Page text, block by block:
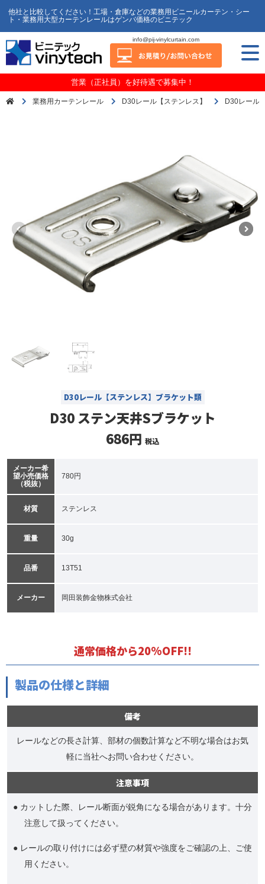
他社と比較してください！工場・倉庫などの業務用ビニールカーテン・シー
ト・業務用大型カーテンレールはゲンバ価格のビニテック
info@pij-vinylcurtain.com
営業（正社員）を好待遇で募集中！
業務用カーテンレール D30レール【ステンレス】 D30レール
D30レール【ステンレス】ブラケット類
D30 ステン天井Sブラケット
686円 税込
メーカー希
望小売価格
（税抜）
780円
材質 ステンレス
重量 30g
品番 13T51
メーカー 岡田装飾金物株式会社
通常価格から20%OFF!!
製品の仕様と詳細
備考
レールなどの長さ計算、部材の個数計算など不明な場合はお気
軽に当社へお問い合わせください。
注意事項
● カットした際、レール断面が鋭角になる場合があります。十分
注意して扱ってください。
● レールの取り付けには必ず壁の材質や強度をご確認の上、ご使
用ください。